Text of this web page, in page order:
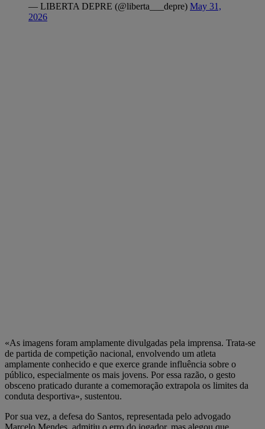
— LIBERTA DEPRE (@liberta___depre) May 31,
2026
«As imagens foram amplamente divulgadas pela imprensa. Trata-se
de partida de competição nacional, envolvendo um atleta
amplamente conhecido e que exerce grande influência sobre o
público, especialmente os mais jovens. Por essa razão, o gesto
obsceno praticado durante a comemoração extrapola os limites da
conduta desportiva», sustentou.
Por sua vez, a defesa do Santos, representada pelo advogado
Marcelo Mendes, admitiu o erro do jogador, mas alegou que